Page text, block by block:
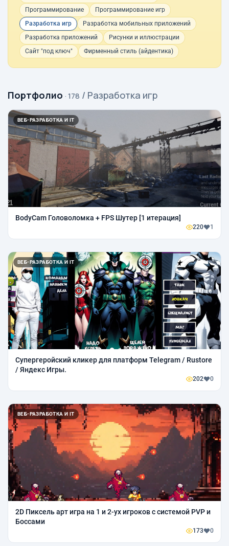
Программирование
Программирование игр
Разработка игр
Разработка мобильных приложений
Разработка приложений
Рисунки и иллюстрации
Сайт "под ключ"
Фирменный стиль (айдентика)
Портфолио · 178 / Разработка игр
ВЕБ-РАЗРАБОТКА И IT
BodyCam Головоломка + FPS Шутер [1 итерация]
220 1
ВЕБ-РАЗРАБОТКА И IT
Супергеройский кликер для платформ Telegram / Rustore
/ Яндекс Игры.
202 0
ВЕБ-РАЗРАБОТКА И IT
2D Пиксель арт игра на 1 и 2-ух игроков с системой PVP и
Боссами
173 0